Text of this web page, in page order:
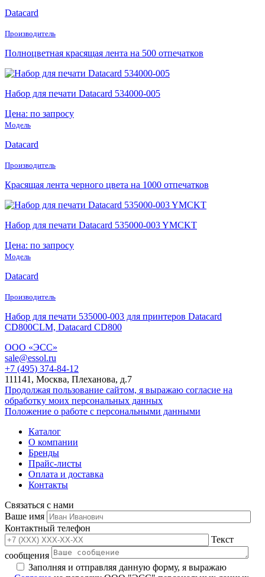
Datacard
Производитель
Полноцветная красящая лента на 500 отпечатков
Набор для печати Datacard 534000-005
Цена: по запросу
Модель
Datacard
Производитель
Красящая лента черного цвета на 1000 отпечатков
Набор для печати Datacard 535000-003 YMCKT
Цена: по запросу
Модель
Datacard
Производитель
Набор для печати 535000-003 для принтеров Datacard
CD800CLM, Datacard CD800
ООО «ЭСС»
sale@essol.ru
+7 (495) 374-84-12
111141, Москва, Плеханова, д.7
Продолжая пользование сайтом, я выражаю согласие на
обработку моих персональных данных
Положение о работе с персональными данными
Каталог
О компании
Бренды
Прайс-листы
Оплата и доставка
Контакты
Связаться с нами
Ваше имя
Контактный телефон
Текст
сообщения
Заполняя и отправляя данную форму, я выражаю